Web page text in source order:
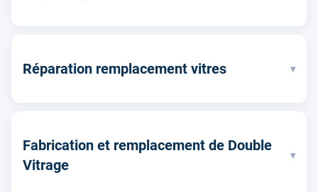
Réparation remplacement vitres ▾
Fabrication et remplacement de Double
Vitrage
▾